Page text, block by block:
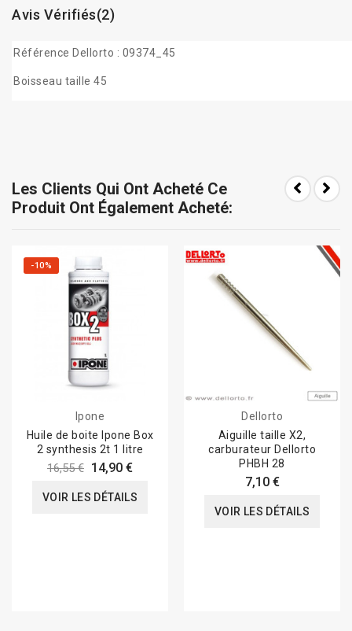
Avis Vérifiés(2)
Référence Dellorto : 09374_45
Boisseau taille 45
Les Clients Qui Ont Acheté Ce
Produit Ont Également Acheté:
-10%
Ipone
Huile de boite Ipone Box
2 synthesis 2t 1 litre
16,55 € 14,90 €
VOIR LES DÉTAILS
Dellorto
Aiguille taille X2,
carburateur Dellorto
PHBH 28
7,10 €
VOIR LES DÉTAILS